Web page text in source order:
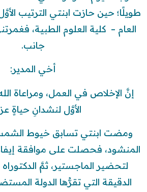
طويلًا؛ حين حازت ابنتي الترتيب
العام – كلية العلوم الطبية،
جانب.
أخي المدير:
إنَّ الإخلاص في العمل، ومراعاة
الأوَّل لنشدانِ حياةٍ
ومضت ابنتي تسابق خيوط
المنشود، فحصلت على موافقة
لتحضير الماجستير، ثمَّ
الدقيقة التي تقرُّها الدولة